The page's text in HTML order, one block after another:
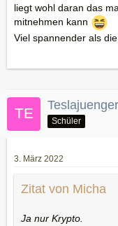
liegt wohl daran das
mitnehmen kann
Viel spannender als
Teslajuenger
Schüler
3. März 2022
Zitat von Micha
Ja nur Krypto.